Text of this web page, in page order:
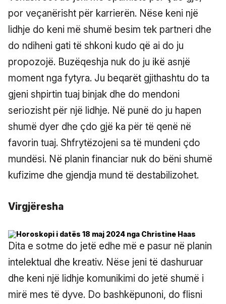
por veçanërisht për karrierën. Nëse keni një
lidhje do keni më shumë besim tek partneri dhe
do ndiheni gati të shkoni kudo që ai do ju
propozojë. Buzëqeshja nuk do ju ikë asnjë
moment nga fytyra. Ju beqarët gjithashtu do ta
gjeni shpirtin tuaj binjak dhe do mendoni
seriozisht për një lidhje. Në punë do ju hapen
shumë dyer dhe çdo gjë ka për të qenë në
favorin tuaj. Shfrytëzojeni sa të mundeni çdo
mundësi. Në planin financiar nuk do bëni shumë
kufizime dhe gjendja mund të destabilizohet.
Virgjëresha
Dita e sotme do jetë edhe më e pasur në planin
intelektual dhe kreativ. Nëse jeni të dashuruar
dhe keni një lidhje komunikimi do jetë shumë i
mirë mes të dyve. Do bashkëpunoni, do flisni